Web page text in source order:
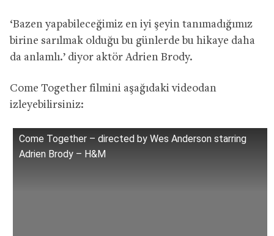
‘Bazen yapabileceğimiz en iyi şeyin tanımadığımız
birine sarılmak olduğu bu günlerde bu hikaye daha
da anlamlı.’ diyor aktör Adrien Brody.
Come Together filmini aşağıdaki videodan
izleyebilirsiniz:
Come Together – directed by Wes Anderson starring
Adrien Brody – H&M